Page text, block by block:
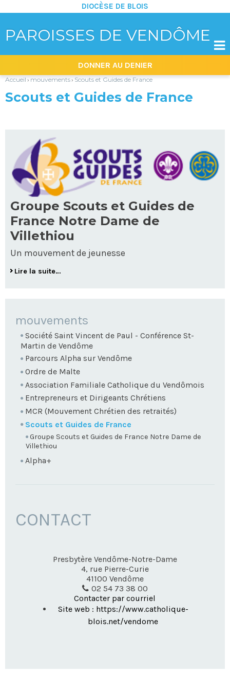
PAROISSES DE VENDÔME
DIOCÈSE DE BLOIS
|
Aller
navigation
DONNER AU DENIER

Accueil › mouvements› Scouts et Guides de France
Scouts et Guides de France
Groupe Scouts et Guides de
France Notre Dame de
Villethiou
Un mouvement de jeunesse
Lire la suite…
NAVIGATION
mouvements
Société Saint Vincent de Paul - Conférence St-
Martin de Vendôme
Parcours Alpha sur Vendôme
Ordre de Malte
Association Familiale Catholique du Vendômois
Entrepreneurs et Dirigeants Chrétiens
MCR (Mouvement Chrétien des retraités)
Scouts et Guides de France
Groupe Scouts et Guides de France Notre Dame de
Villethiou
Alpha+
CONTACT
Presbytère Vendôme-Notre-Dame
4, rue Pierre-Curie
41100 Vendôme
02 54 73 38 00
Contacter par courriel
Site web : https://www.catholique-
blois.net/vendome